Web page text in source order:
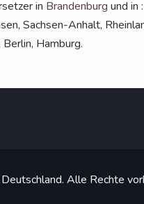
in Bran­den­burg und in
Sach­sen-Anhalt,
Ber­lin, Hamburg.
Alle Rechte